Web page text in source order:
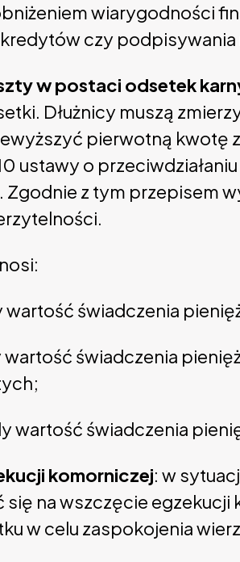
wiarygodności
czy
w postaci odsetek
Dłużnicy muszą
pierwotną kwotę
ustawy o
Zgodnie z tym przepisem
wartość świadczenia
świadczenia
wartość świadczenia
komorniczej: w
na wszczęcie egzekucji
w celu zaspokojenia